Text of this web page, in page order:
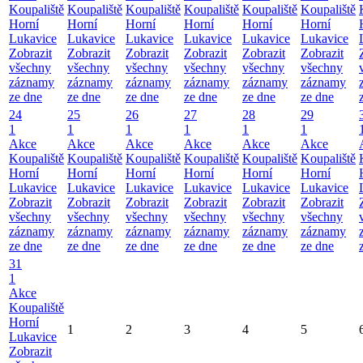
Koupaliště
Horní
Lukavice
Zobrazit
všechny
záznamy
ze dne
Koupaliště
Horní
Lukavice
Zobrazit
všechny
záznamy
ze dne
Koupaliště
Horní
Lukavice
Zobrazit
všechny
záznamy
ze dne
Koupaliště
Horní
Lukavice
Zobrazit
všechny
záznamy
ze dne
Koupaliště
Horní
Lukavice
Zobrazit
všechny
záznamy
ze dne
Koupaliště
Horní
Lukavice
Zobrazit
všechny
záznamy
ze dne
24
1
Akce
Koupaliště
Horní
Lukavice
Zobrazit
všechny
záznamy
ze dne
25
1
Akce
Koupaliště
Horní
Lukavice
Zobrazit
všechny
záznamy
ze dne
26
1
Akce
Koupaliště
Horní
Lukavice
Zobrazit
všechny
záznamy
ze dne
27
1
Akce
Koupaliště
Horní
Lukavice
Zobrazit
všechny
záznamy
ze dne
28
1
Akce
Koupaliště
Horní
Lukavice
Zobrazit
všechny
záznamy
ze dne
29
1
Akce
Koupaliště
Horní
Lukavice
Zobrazit
všechny
záznamy
ze dne
31
1
Akce
Koupaliště
Horní
Lukavice
Zobrazit
1 2 3 4 5